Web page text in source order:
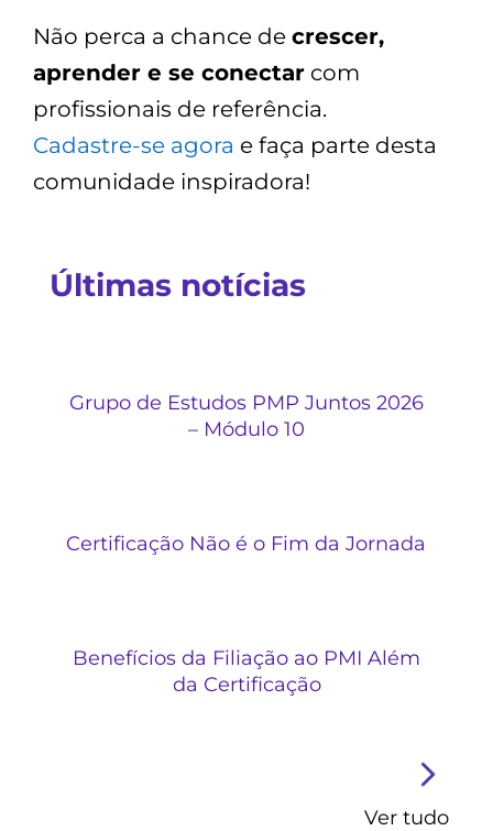
Não perca a chance de crescer,
aprender e se conectar com
profissionais de referência.
Cadastre-se agora e faça parte desta
comunidade inspiradora!
Últimas notícias
Grupo de Estudos PMP Juntos 2026
– Módulo 10
Certificação Não é o Fim da Jornada
Benefícios da Filiação ao PMI Além
da Certificação
Ver tudo